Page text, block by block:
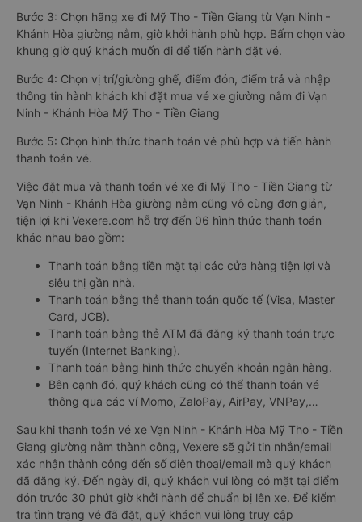
Bước 3: Chọn hãng xe đi Mỹ Tho - Tiền Giang từ Vạn Ninh -
Khánh Hòa giường nằm, giờ khởi hành phù hợp. Bấm chọn vào
khung giờ quý khách muốn đi để tiến hành đặt vé.
Bước 4: Chọn vị trí/giường ghế, điểm đón, điểm trả và nhập
thông tin hành khách khi đặt mua vé xe giường nằm đi Vạn
Ninh - Khánh Hòa Mỹ Tho - Tiền Giang
Bước 5: Chọn hình thức thanh toán vé phù hợp và tiến hành
thanh toán vé.
Việc đặt mua và thanh toán vé xe đi Mỹ Tho - Tiền Giang từ
Vạn Ninh - Khánh Hòa giường nằm cũng vô cùng đơn giản,
tiện lợi khi Vexere.com hỗ trợ đến 06 hình thức thanh toán
khác nhau bao gồm:
Thanh toán bằng tiền mặt tại các cửa hàng tiện lợi và
siêu thị gần nhà.
Thanh toán bằng thẻ thanh toán quốc tế (Visa, Master
Card, JCB).
Thanh toán bằng thẻ ATM đã đăng ký thanh toán trực
tuyến (Internet Banking).
Thanh toán bằng hình thức chuyển khoản ngân hàng.
Bên cạnh đó, quý khách cũng có thể thanh toán vé
thông qua các ví Momo, ZaloPay, AirPay, VNPay,…
Sau khi thanh toán vé xe Vạn Ninh - Khánh Hòa Mỹ Tho - Tiền
Giang giường nằm thành công, Vexere sẽ gửi tin nhắn/email
xác nhận thành công đến số điện thoại/email mà quý khách
đã đăng ký. Đến ngày đi, quý khách vui lòng có mặt tại điểm
đón trước 30 phút giờ khởi hành để chuẩn bị lên xe. Để kiểm
tra tình trạng vé đã đặt, quý khách vui lòng truy cập